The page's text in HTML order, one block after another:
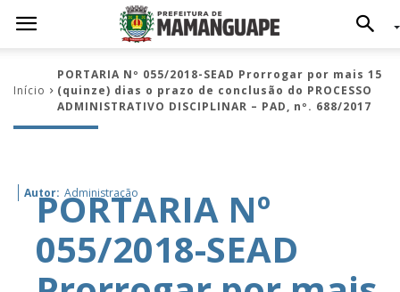
Início
PORTARIA Nº 055/2018-SEAD Prorrogar por mais 15
(quinze) dias o prazo de conclusão do PROCESSO
ADMINISTRATIVO DISCIPLINAR – PAD, nº. 688/2017
Autor: Administração
PORTARIA Nº
055/2018-SEAD